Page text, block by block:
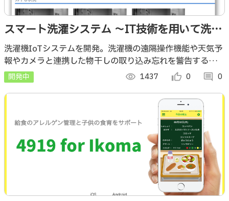
スマート洗濯システム 〜IT技術を用いて洗濯
をスマートに〜
洗濯機IoTシステムを開発。洗濯機の遠隔操作機能や天気予
報やカメラと連携した物干しの取り込み忘れを警告する機能
を備えている。導入コストは1万円以下の実用性を考えたシ
ステムとなっている。
開発中 visibility 1437 thumb_up_alt 0 comment 0